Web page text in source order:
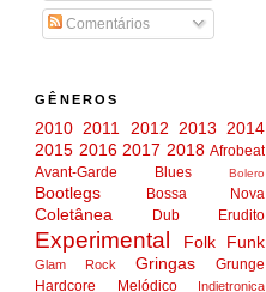
Comentários
GÊNEROS
2010 2011 2012 2013 2014
2015 2016 2017 2018 Afrobeat
Avant-Garde
Blues Bolero
Bootlegs Bossa Nova
Coletânea Dub Erudito
Experimental Folk Funk
Glam Rock Gringas
Grunge
Hardcore Melódico
Indietronica